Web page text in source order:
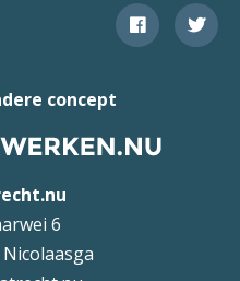
6
concept